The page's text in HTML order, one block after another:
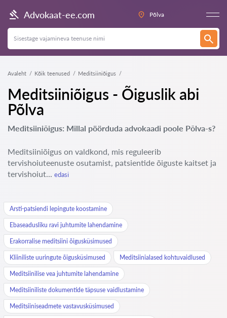
Advokaat-ee.com Põlva
Avaleht Kõik teenused Meditsiiniõigus
Meditsiiniõigus - Õiguslik abi
Põlva
Meditsiiniõigus: Millal pöörduda advokaadi poole Põlva-s?
Meditsiiniõigus on valdkond, mis reguleerib
tervishoiuteenuste osutamist, patsientide õiguste kaitset ja
tervishoiut... edasi
Arsti-patsiendi lepingute koostamine
Ebaseadusliku ravi juhtumite lahendamine
Erakorralise meditsiini õigusküsimused
Kliiniliste uuringute õigusküsimused Meditsiinialased kohtuvaidlused
Meditsiinilise vea juhtumite lahendamine
Meditsiiniliste dokumentide täpsuse vaidlustamine
Meditsiiniseadmete vastavusküsimused